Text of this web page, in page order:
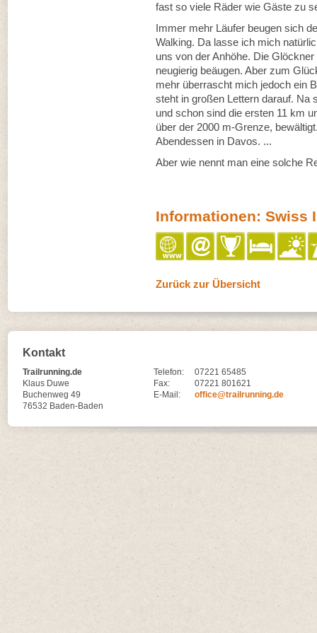
fast so viele Räder wie Gäste zu
Immer mehr Läufer beugen sich
Walking. Da lasse ich mich
uns von der Anhöhe. Die
neugierig beäugen. Aber zum
mehr überrascht mich jedoch ein
steht in großen Lettern darauf. Na
und schon sind die ersten 11 km
über der 2000 m-Grenze,
Abendessen in Davos. ...
Aber wie nennt man eine solche
Informationen: Swiss
Zurück zur Übersicht
Kontakt
Trailrunning.de
Klaus Duwe
Buchenweg 49
76532 Baden-Baden
Telefon:
07221 65485
Fax:
07221 801621
E-Mail:
office@trailrunning.de